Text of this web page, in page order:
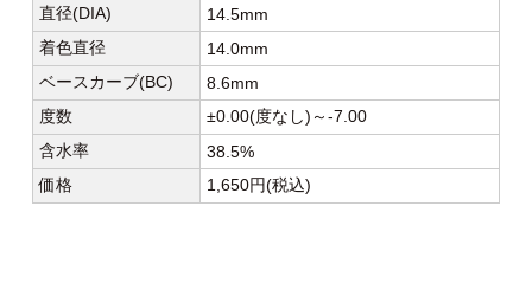
直径(DIA)
14.5mm
着色直径
14.0mm
ベースカーブ(BC)
8.6mm
度数
±0.00(度なし)～-7.00
含水率
38.5%
価格
1,650円(税込)